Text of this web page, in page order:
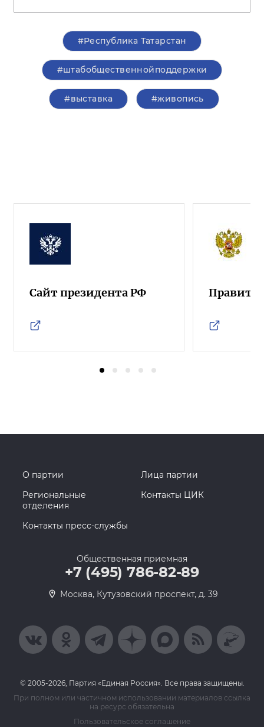
#Республика Татарстан
#штабобщественнойподдержки
#выставка #живопись
Сайт президента РФ
О партии
Лица партии
Региональные
отделения
Контакты ЦИК
Контакты пресс-службы
Общественная приемная
+7 (495) 786-82-89
Москва, Кутузовский проспект, д. 39
© 2005-2026, Партия «Единая Россия». Все права защищены.
При полном или частичном использовании материалов ссылка
на ресурс обязательна
Пользовательское соглашение